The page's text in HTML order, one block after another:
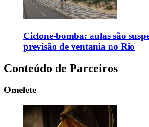
Ciclone-bomba: aulas são
previsão de ventania no Rio
Conteúdo de Parceiros
Omelete